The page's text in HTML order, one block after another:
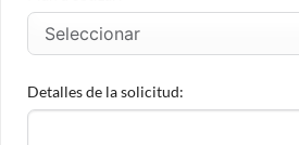
Detalles de la solicitud: